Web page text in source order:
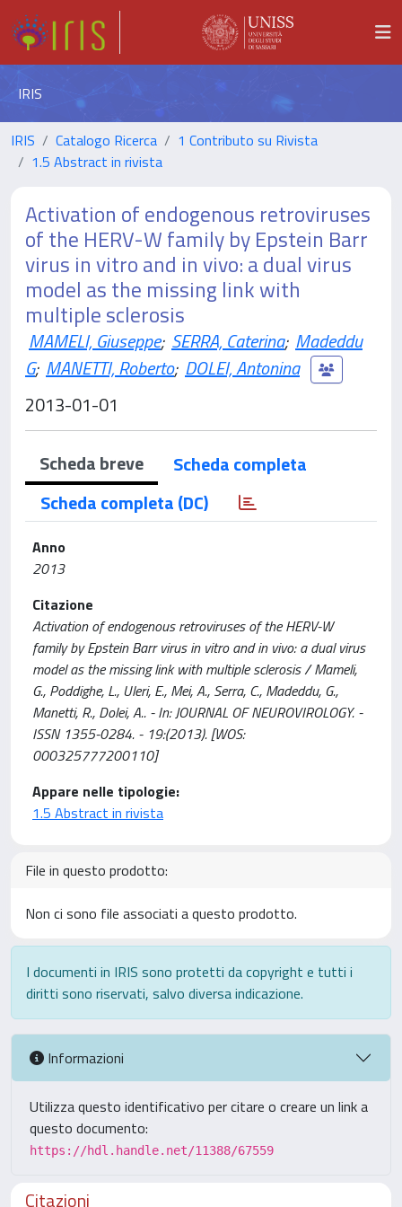
IRIS
IRIS Catalogo Ricerca
1 Contributo su Rivista
1.5 Abstract in rivista
Activation of endogenous retroviruses
of the HERV-W family by Epstein Barr
virus in vitro and in vivo: a dual virus
model as the missing link with
multiple sclerosis
MAMELI, Giuseppe; SERRA, Caterina; Madeddu
G; MANETTI, Roberto; DOLEI, Antonina
2013-01-01
Scheda breve
Scheda completa
Scheda completa (DC)
Anno
2013
Citazione
Activation of endogenous retroviruses of the HERV-W
family by Epstein Barr virus in vitro and in vivo: a dual virus
model as the missing link with multiple sclerosis / Mameli,
G., Poddighe, L., Uleri, E., Mei, A., Serra, C., Madeddu, G.,
Manetti, R., Dolei, A.. - In: JOURNAL OF NEUROVIROLOGY. -
ISSN 1355-0284. - 19:(2013). [WOS:
000325777200110]
Appare nelle tipologie:
1.5 Abstract in rivista
File in questo prodotto:
Non ci sono file associati a questo prodotto.
I documenti in IRIS sono protetti da copyright e tutti i
diritti sono riservati, salvo diversa indicazione.
Informazioni
Utilizza questo identificativo per citare o creare un link a
questo documento:
https://hdl.handle.net/11388/67559
Citazioni